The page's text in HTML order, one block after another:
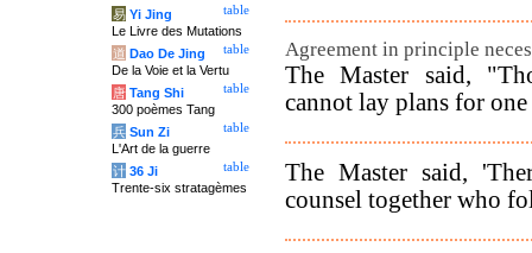
Agreement in principle
The Master said,
cannot lay plans for
The Master said,
counsel together who
table
易 Yi Jing
Le Livre des Mutations
table
道 Dao De Jing
De la Voie et la Vertu
table
唐 Tang Shi
300 poèmes Tang
table
兵 Sun Zi
L'Art de la guerre
table
计 36 Ji
Trente-six stratagèmes